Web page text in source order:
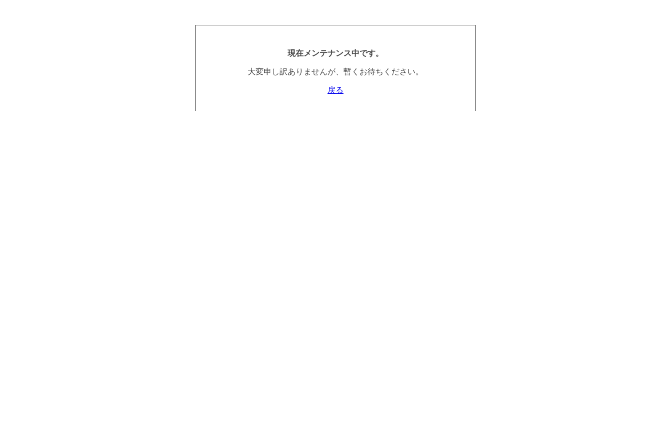
現在メンテナンス中です。
大変申し訳ありませんが、暫くお待ちください。
戻る